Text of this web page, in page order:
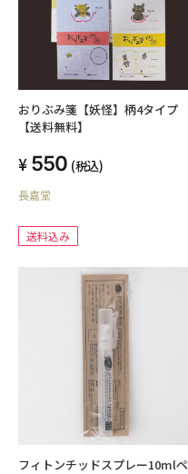
おりぶみ箋【妖怪】柄4タイプ
【送料無料】
550 (税込)
長嘉堂
送料込み
フィトンチッドスプレー10mlペ